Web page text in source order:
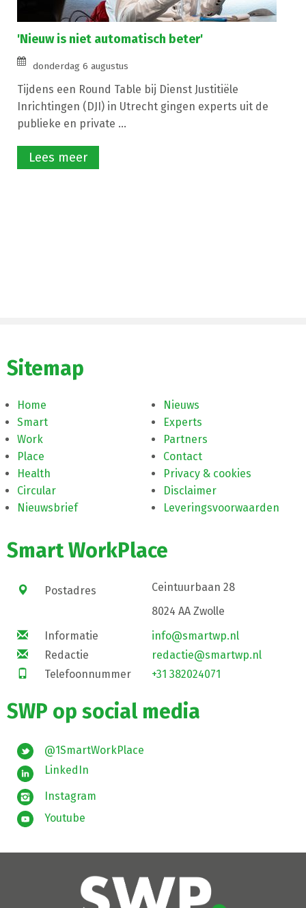
'Nieuw is niet automatisch beter'
donderdag 6 augustus
Tijdens een Round Table bij Dienst Justitiële
Inrichtingen (DJI) in Utrecht gingen experts uit de
publieke en private ...
Lees meer
Sitemap
Home
Smart
Work
Place
Health
Circular
Nieuwsbrief
Nieuws
Experts
Partners
Contact
Privacy & cookies
Disclaimer
Leveringsvoorwaarden
Smart WorkPlace
Postadres
Ceintuurbaan 28
8024 AA Zwolle
Informatie
info@smartwp.nl
Redactie
redactie@smartwp.nl
Telefoonnummer
+31 382024071
SWP op social media
@1SmartWorkPlace
LinkedIn
Instagram
Youtube